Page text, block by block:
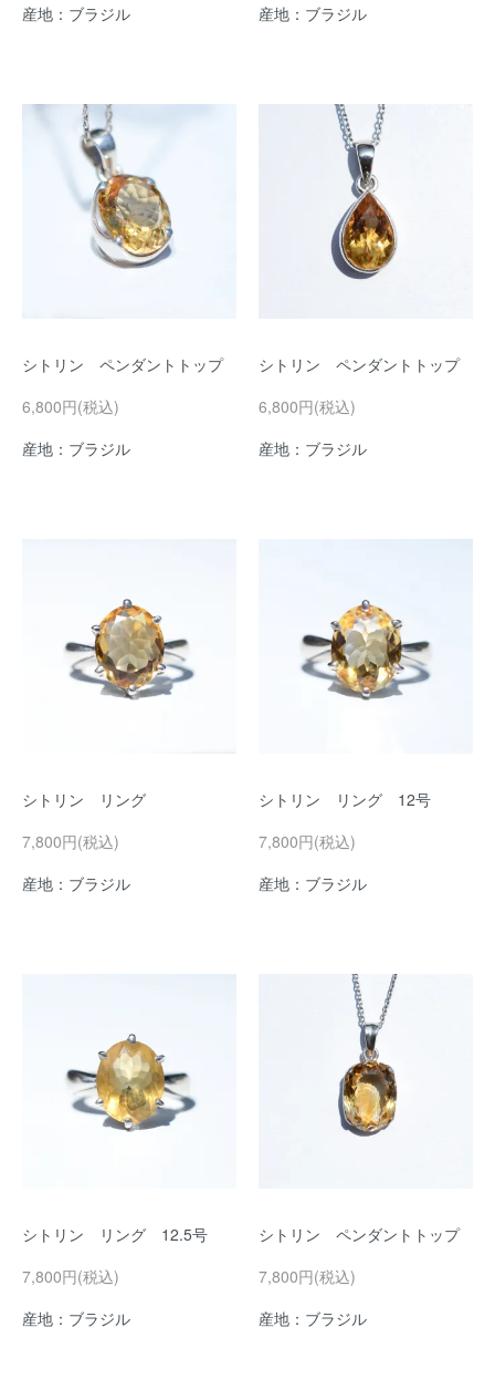
産地：ブラジル
産地：ブラジル
シトリン ペンダントトップ
6,800円(税込)
産地：ブラジル
シトリン ペンダントトップ
6,800円(税込)
産地：ブラジル
シトリン リング
7,800円(税込)
産地：ブラジル
シトリン リング 12号
7,800円(税込)
産地：ブラジル
シトリン リング 12.5号
7,800円(税込)
産地：ブラジル
シトリン ペンダントトップ
7,800円(税込)
産地：ブラジル